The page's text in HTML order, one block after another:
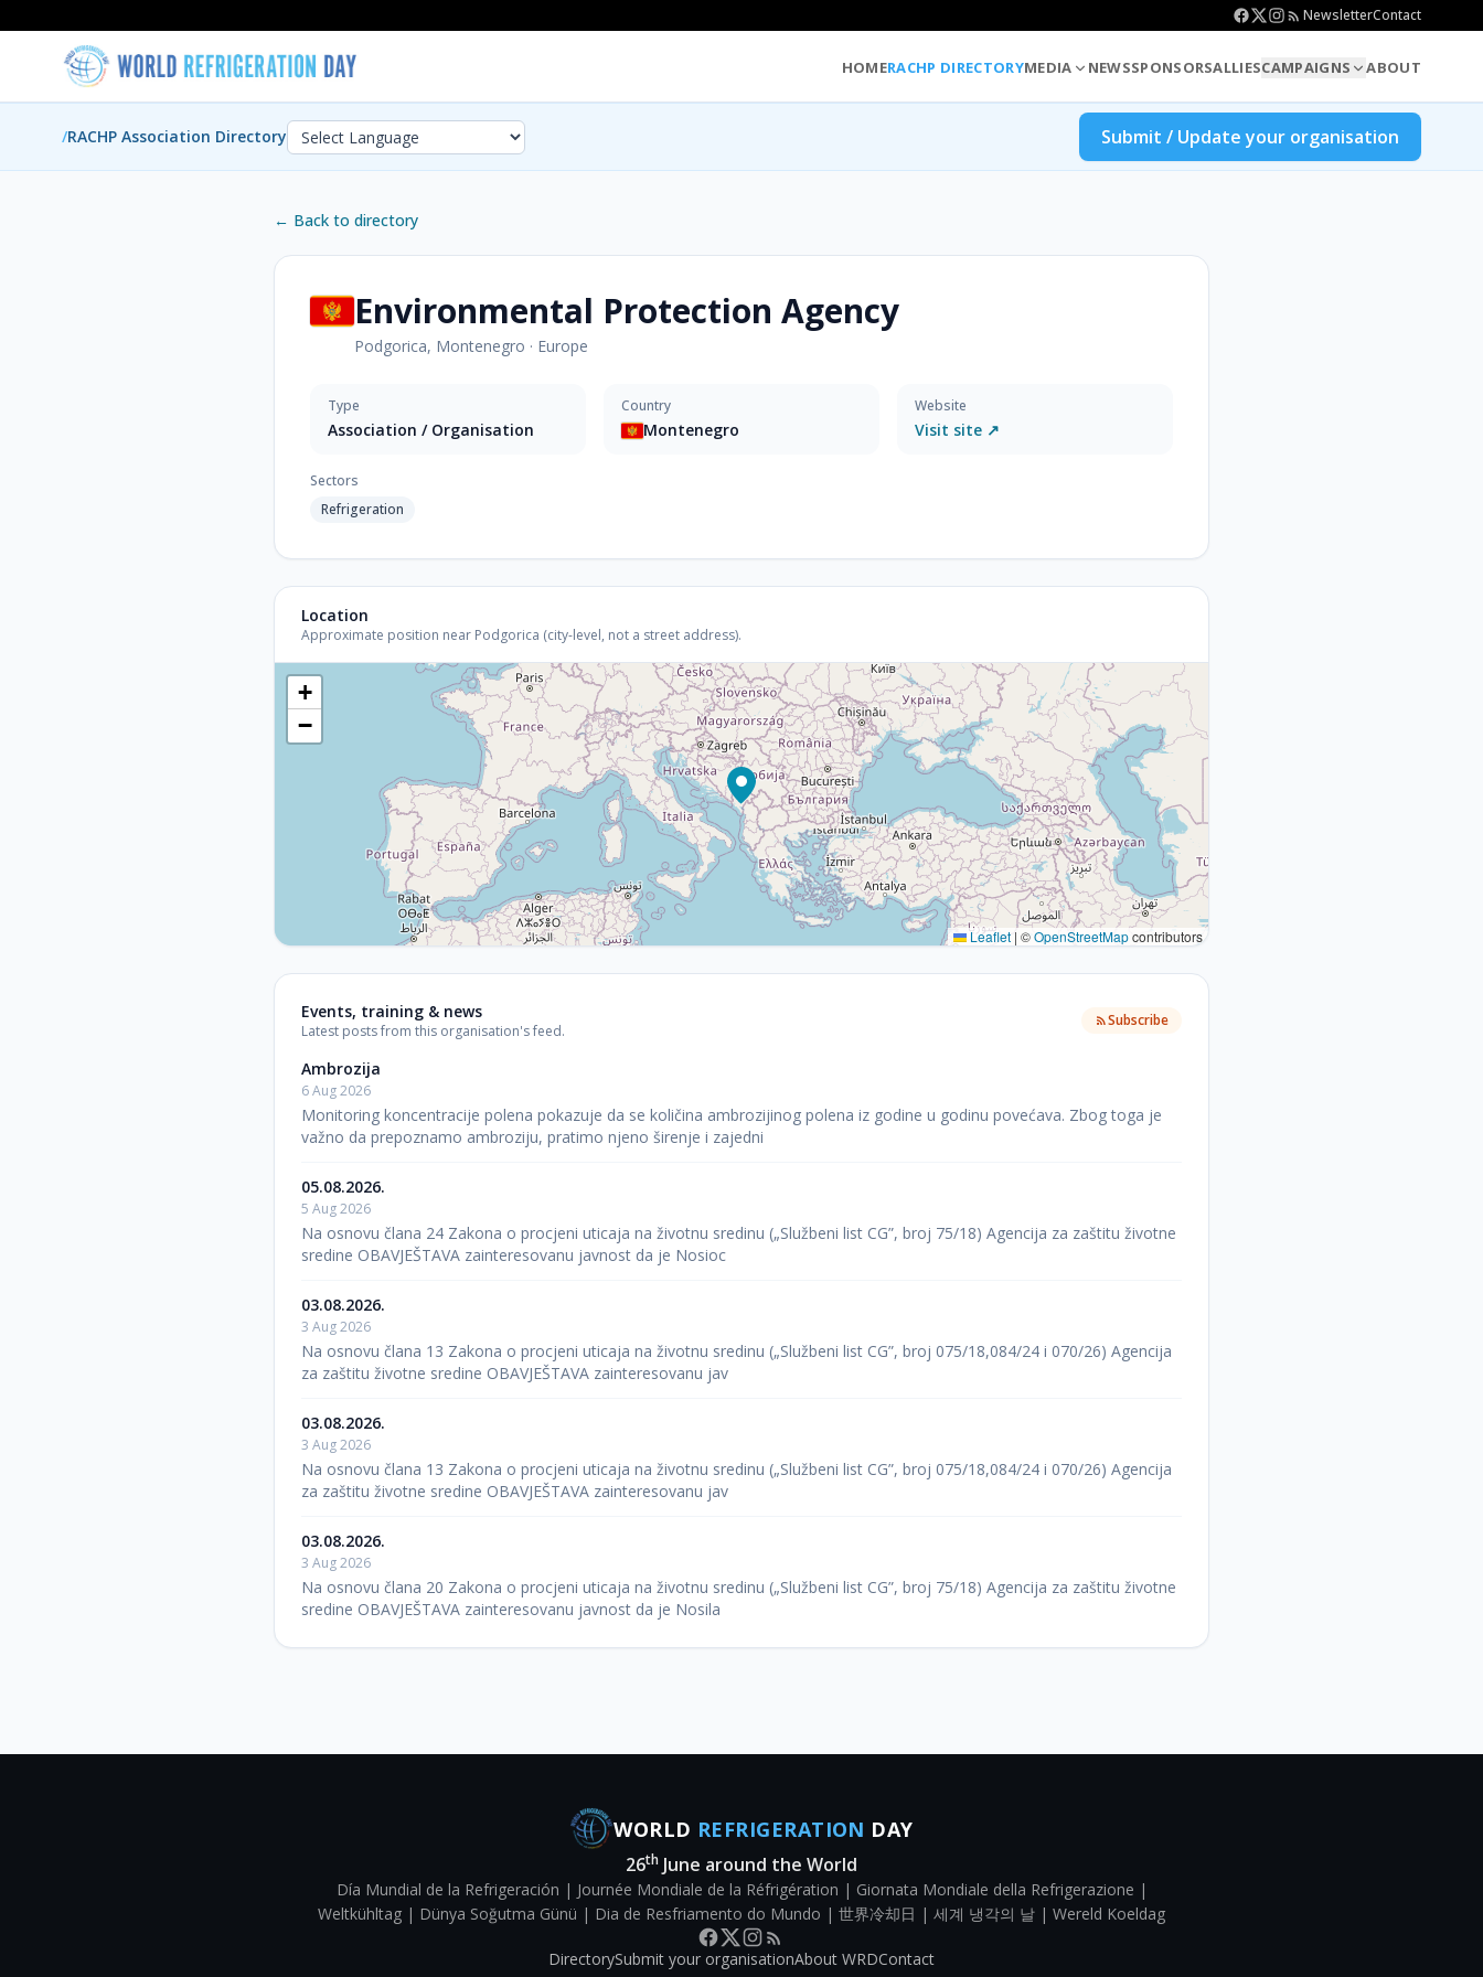
NewsletterContact
HOMERACHP DIRECTORYMEDIA NEWSSPONSORSALLIESCAMPAIGNS ABOUT
/RACHP Association Directory Submit / Update your organisation
← Back to directory
Environmental Protection Agency
Podgorica, Montenegro · Europe
Type
Association / Organisation
Country
Montenegro
Website
Visit site ↗
Sectors
Refrigeration
Location
Approximate position near Podgorica (city-level, not a street address).
+
−
Leaflet | ©OpenStreetMapcontributors
Events, training & news
Latest posts from this organisation's feed.
Subscribe
Ambrozija
6 Aug 2026
Monitoring koncentracije polena pokazuje da se količina ambrozijinog polena iz godine u godinu povećava. Zbog toga je
važno da prepoznamo ambroziju, pratimo njeno širenje i zajedni
05.08.2026.
5 Aug 2026
Na osnovu člana 24 Zakona o procjeni uticaja na životnu sredinu („Službeni list CG”, broj 75/18) Agencija za zaštitu životne
sredine OBAVJEŠTAVA zainteresovanu javnost da je Nosioc
03.08.2026.
3 Aug 2026
Na osnovu člana 13 Zakona o procjeni uticaja na životnu sredinu („Službeni list CG”, broj 075/18,084/24 i 070/26) Agencija
za zaštitu životne sredine OBAVJEŠTAVA zainteresovanu jav
03.08.2026.
3 Aug 2026
Na osnovu člana 13 Zakona o procjeni uticaja na životnu sredinu („Službeni list CG”, broj 075/18,084/24 i 070/26) Agencija
za zaštitu životne sredine OBAVJEŠTAVA zainteresovanu jav
03.08.2026.
3 Aug 2026
Na osnovu člana 20 Zakona o procjeni uticaja na životnu sredinu („Službeni list CG”, broj 75/18) Agencija za zaštitu životne
sredine OBAVJEŠTAVA zainteresovanu javnost da je Nosila
WORLD REFRIGERATION DAY
26th June around the World
Día Mundial de la Refrigeración | Journée Mondiale de la Réfrigération | Giornata Mondiale della Refrigerazione |
Weltkühltag | Dünya Soğutma Günü | Dia de Resfriamento do Mundo | 世界冷却日 | 세계 냉각의 날 | Wereld Koeldag
DirectorySubmit your organisationAbout WRDContact